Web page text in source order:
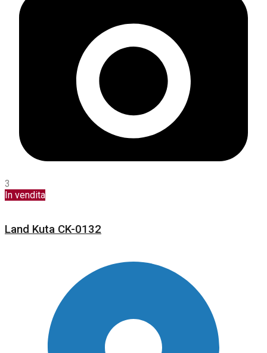
3
In vendita
Land Kuta CK-0132